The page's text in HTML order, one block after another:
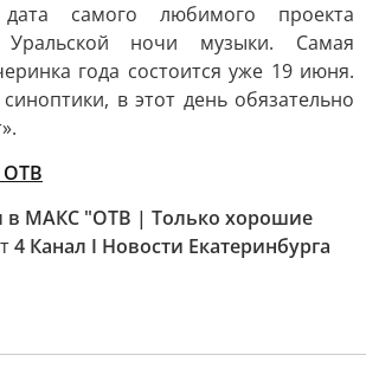
дата самого любимого проекта
ночи музыки. Самая
года состоится уже 19 июня.
в этот день обязательно
ОТВ
в МАКС "ОТВ | Только хорошие
4 Канал I Новости Екатеринбурга